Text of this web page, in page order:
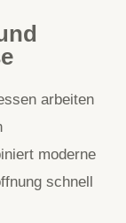
arbeiten
moderne
schnell